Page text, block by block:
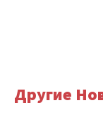
Другие